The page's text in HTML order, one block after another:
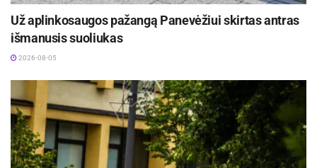
Už aplinkosaugos pažangą Panevėžiui skirtas antras
išmanusis suoliukas
2026-08-05